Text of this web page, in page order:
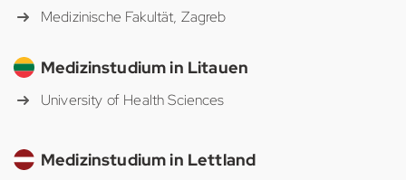
Medizinische Fakultät, Zagreb
Medizinstudium in Litauen
University of Health Sciences
Medizinstudium in Lettland